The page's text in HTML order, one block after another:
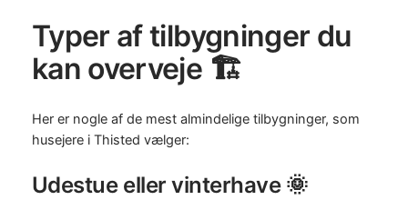
Typer af tilbygninger du
kan overveje 🏗️
Her er nogle af de mest almindelige tilbygninger, som
husejere i Thisted vælger:
Udestue eller vinterhave 🌞